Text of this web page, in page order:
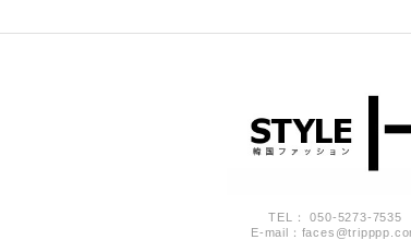
TEL： 050-5273-7535
E-mail：